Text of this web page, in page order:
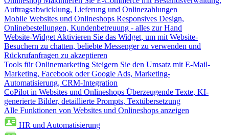
Auftragsabwicklung, Lieferung und Onlinezahlungen
Mobile Websites und Onlineshops Responsives Design,
Onlinebestellungen, Kundenbetreuung - alles zur Hand
Website-Widget Aktivieren Sie das Widget, um mit Website-
Besuchern zu chatten, beliebte Messenger zu verwenden und
Rückrufanfragen zu akzeptieren
Tools für Onlinemarketing Steigern Sie den Umsatz mit E-Mail-
Marketing, Facebook oder Google Ads, Marketing-
Automatisierung, CRM-Integration
CoPilot in Websites und Onlineshops Überzeugende Texte, KI-
generierte Bilder, detaillierte Prompts, Textübersetzung
Alle Funktionen von Websites und Onlineshops anzeigen
HR und Automatisierung